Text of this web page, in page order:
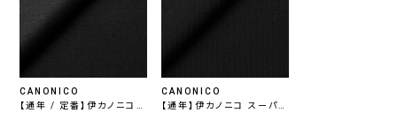
CANONICO
【通年 / 定番】伊カノニコ
CANONICO
【通年】伊カノニコ スーパー